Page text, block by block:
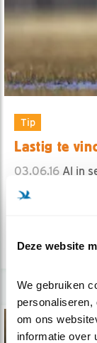
Deze website
We gebruiken
om ons
informatie over
Tip
Lastig te
03.06.16 Al in
dragen,
lees meer